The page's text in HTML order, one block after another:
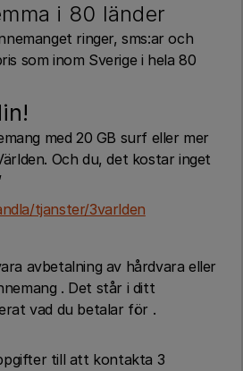
i 80 länder
ringer, sms:ar och
som inom Sverige i hela 80
med 20 GB surf eller mer
Och du, det kostar inget
tjanster/3varlden
avbetalning av hårdvara eller
. Det står i ditt
vad du betalar för .
till att kontakta 3